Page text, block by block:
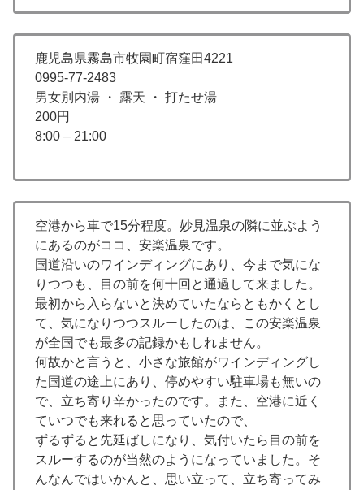
鹿児島県霧島市牧園町宿窪田4221
0995-77-2483
男女別内湯 ・ 露天 ・ 打たせ湯
200円
8:00 – 21:00
空港から車で15分程度。妙見温泉の隣に並ぶよう
にあるのがココ、安楽温泉です。
国道沿いのワインディングにあり、今まで気にな
りつつも、目の前を何十回と通過して来ました。
最初から入らないと決めていたならともかくとし
て、気になりつつスルーしたのは、この安楽温泉
が全国でも最多の記録かもしれません。
何故かと言うと、小さな旅館がワインディングし
た国道の途上にあり、停めやすい駐車場も無いの
で、立ち寄り辛かったのです。また、空港に近く
ていつでも来れると思っていたので、
ずるずると先延ばしになり、気付いたら目の前を
スルーするのが当然のようになっていました。そ
んなんではいかんと、思い立って、立ち寄ってみ